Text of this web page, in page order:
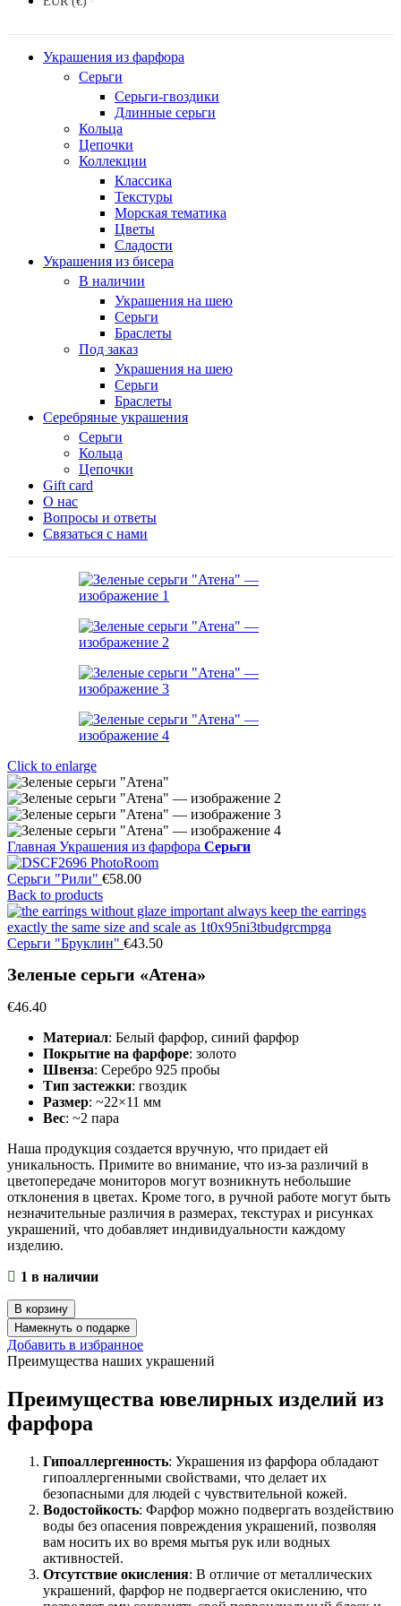
Украшения из фарфора
Серьги
Серьги-гвоздики
Длинные серьги
Кольца
Цепочки
Коллекции
Классика
Текстуры
Морская тематика
Цветы
Сладости
Украшения из бисера
В наличии
Украшения на шею
Серьги
Браслеты
Под заказ
Украшения на шею
Серьги
Браслеты
Серебряные украшения
Серьги
Кольца
Цепочки
Gift card
О нас
Вопросы и ответы
Связаться с нами
Click to enlarge
Главная Украшения из фарфора Серьги
Серьги "Рили" €58.00
Back to products
Серьги "Бруклин" €43.50
Зеленые серьги «Атена»
€46.40
Материал: Белый фарфор, синий фарфор
Покрытие на фарфоре: золото
Швенза: Серебро 925 пробы
Тип застежки: гвоздик
Размер: ~22×11 мм
Вес: ~2 пара
Наша продукция создается вручную, что придает ей
уникальность. Примите во внимание, что из-за различий в
цветопередаче мониторов могут возникнуть небольшие
отклонения в цветах. Кроме того, в ручной работе могут быть
незначительные различия в размерах, текстурах и рисунках
украшений, что добавляет индивидуальности каждому
изделию.
1 в наличии
В корзину
Намекнуть о подарке
Добавить в избранное
Преимущества наших украшений
Преимущества ювелирных изделий из
фарфора
Гипоаллергенность: Украшения из фарфора обладают
гипоаллергенными свойствами, что делает их
безопасными для людей с чувствительной кожей.
Водостойкость: Фарфор можно подвергать воздействию
воды без опасения повреждения украшений, позволяя
вам носить их во время мытья рук или водных
активностей.
Отсутствие окисления: В отличие от металлических
украшений, фарфор не подвергается окислению, что